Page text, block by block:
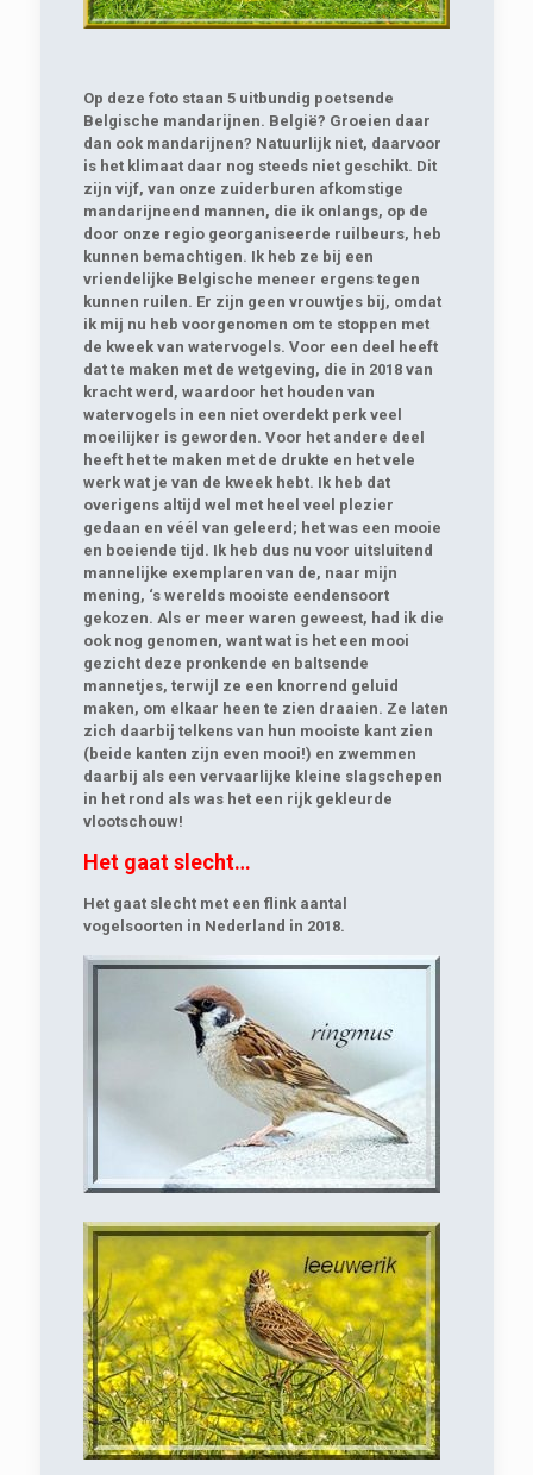
Op deze foto staan 5 uitbundig poetsende
Belgische mandarijnen. België? Groeien daar
dan ook mandarijnen? Natuurlijk niet, daarvoor
is het klimaat daar nog steeds niet geschikt. Dit
zijn vijf, van onze zuiderburen afkomstige
mandarijneend mannen, die ik onlangs, op de
door onze regio georganiseerde ruilbeurs, heb
kunnen bemachtigen. Ik heb ze bij een
vriendelijke Belgische meneer ergens tegen
kunnen ruilen. Er zijn geen vrouwtjes bij, omdat
ik mij nu heb voorgenomen om te stoppen met
de kweek van watervogels. Voor een deel heeft
dat te maken met de wetgeving, die in 2018 van
kracht werd, waardoor het houden van
watervogels in een niet overdekt perk veel
moeilijker is geworden. Voor het andere deel
heeft het te maken met de drukte en het vele
werk wat je van de kweek hebt. Ik heb dat
overigens altijd wel met heel veel plezier
gedaan en véél van geleerd; het was een mooie
en boeiende tijd. Ik heb dus nu voor uitsluitend
mannelijke exemplaren van de, naar mijn
mening, ‘s werelds mooiste eendensoort
gekozen. Als er meer waren geweest, had ik die
ook nog genomen, want wat is het een mooi
gezicht deze pronkende en baltsende
mannetjes, terwijl ze een knorrend geluid
maken, om elkaar heen te zien draaien. Ze laten
zich daarbij telkens van hun mooiste kant zien
(beide kanten zijn even mooi!) en zwemmen
daarbij als een vervaarlijke kleine slagschepen
in het rond als was het een rijk gekleurde
vlootschouw!
Het gaat slecht…
Het gaat slecht met een flink aantal
vogelsoorten in Nederland in 2018.